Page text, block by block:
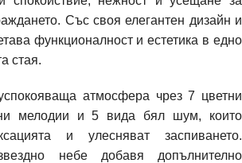
Със своя елегантен дизайн и
функционалност и естетика в едно
стая.
атмосфера чрез 7 цветни
мелодии и 5 вида бял шум, които
и улесняват заспиването.
небе добавя допълнително